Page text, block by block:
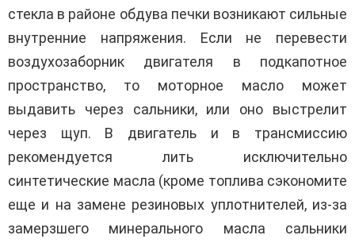
стекла в районе обдува печки возникают сильные
внутренние напряжения. Если не перевести
воздухозаборник двигателя в подкапотное
пространство, то моторное масло может
выдавить через сальники, или оно выстрелит
через щуп. В двигатель и в трансмиссию
рекомендуется лить исключительно
синтетические масла (кроме топлива сэкономите
еще и на замене резиновых уплотнителей, из-за
замерзшего минерального масла сальники